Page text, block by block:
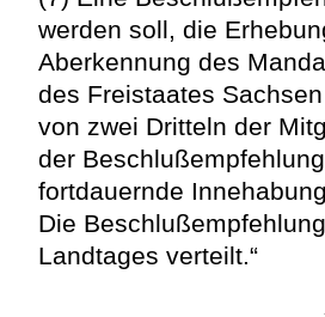
werden soll, die
Aberkennung des
des Freistaates
von zwei Dritteln der
der
fortdauernde
Die
Landtages verteilt.“